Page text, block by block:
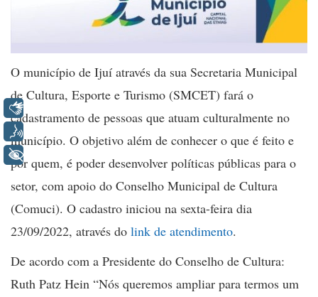
O município de Ijuí através da sua Secretaria Municipal
de Cultura, Esporte e Turismo (SMCET) fará o
cadastramento de pessoas que atuam culturalmente no
município. O objetivo além de conhecer o que é feito e
por quem, é poder desenvolver políticas públicas para o
setor, com apoio do Conselho Municipal de Cultura
(Comuci). O cadastro iniciou na sexta-feira dia
23/09/2022, através do link de atendimento.
De acordo com a Presidente do Conselho de Cultura:
Ruth Patz Hein “Nós queremos ampliar para termos um